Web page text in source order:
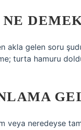
akla gelen soru
turta hamuru
veya neredeyse